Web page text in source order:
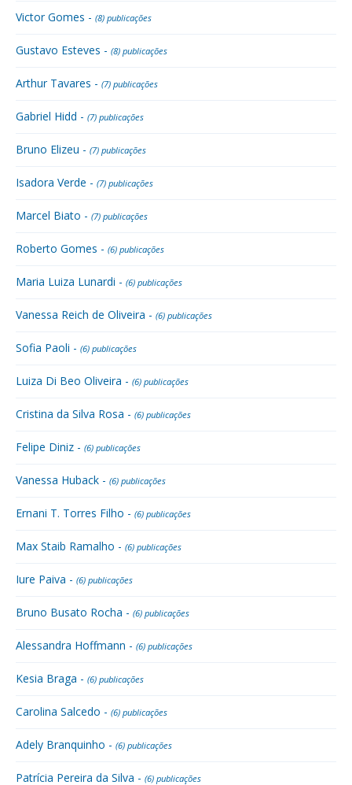
Victor Gomes - (8) publicações
Gustavo Esteves - (8) publicações
Arthur Tavares - (7) publicações
Gabriel Hidd - (7) publicações
Bruno Elizeu - (7) publicações
Isadora Verde - (7) publicações
Marcel Biato - (7) publicações
Roberto Gomes - (6) publicações
Maria Luiza Lunardi - (6) publicações
Vanessa Reich de Oliveira - (6) publicações
Sofia Paoli - (6) publicações
Luiza Di Beo Oliveira - (6) publicações
Cristina da Silva Rosa - (6) publicações
Felipe Diniz - (6) publicações
Vanessa Huback - (6) publicações
Ernani T. Torres Filho - (6) publicações
Max Staib Ramalho - (6) publicações
Iure Paiva - (6) publicações
Bruno Busato Rocha - (6) publicações
Alessandra Hoffmann - (6) publicações
Kesia Braga - (6) publicações
Carolina Salcedo - (6) publicações
Adely Branquinho - (6) publicações
Patrícia Pereira da Silva - (6) publicações